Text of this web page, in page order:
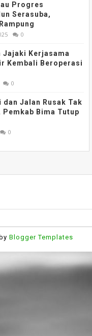
Progres
Serasuba,
0
Jajaki Kerjasama
Kembali Beroperasi
0
dan Jalan Rusak Tak
Bima Tutup
0
Blogger Templates